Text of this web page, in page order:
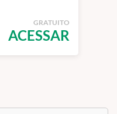
GRATUITO
ACESSAR